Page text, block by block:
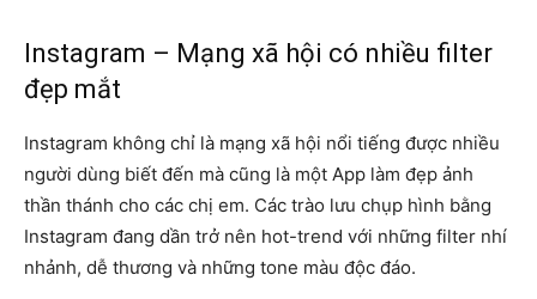
Instagram – Mạng xã hội có nhiều filter
đẹp mắt
Instagram không chỉ là mạng xã hội nổi tiếng được nhiều
người dùng biết đến mà cũng là một App làm đẹp ảnh
thần thánh cho các chị em. Các trào lưu chụp hình bằng
Instagram đang dần trở nên hot-trend với những filter nhí
nhảnh, dễ thương và những tone màu độc đáo.